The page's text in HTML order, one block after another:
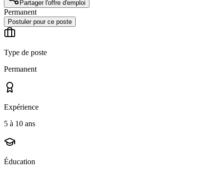
Partager l'offre d'emploi
Permanent
Postuler pour ce poste
Type de poste
Permanent
Expérience
5 à 10 ans
Éducation